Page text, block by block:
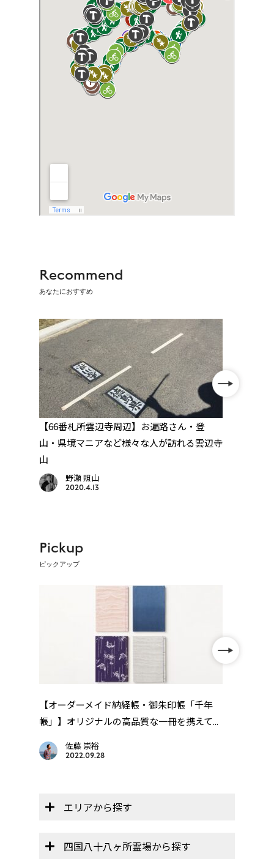
Recommend
あなたにおすすめ
【66番札所雲辺寺周辺】お遍路さん・登
山・県境マニアなど様々な人が訪れる雲辺寺
山
野瀬 照山
2020.4.13
Pickup
ピックアップ
【オーダーメイド納経帳・御朱印帳「千年
帳」】オリジナルの高品質な一冊を携えて...
佐藤 崇裕
2022.09.28
エリアから探す
四国八十八ヶ所霊場から探す